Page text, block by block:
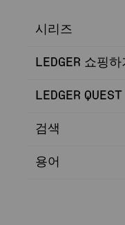
시리즈
LEDGER 쇼핑하
LEDGER QUEST
검색
용어